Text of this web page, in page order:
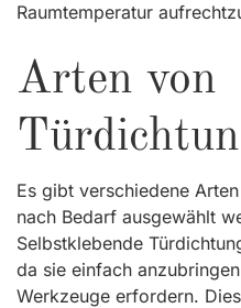
Raumtemperatur
Arten von
Es gibt verschiedene
nach Bedarf ausgewählt
Selbstklebende
da sie einfach
Werkzeuge erfordern.